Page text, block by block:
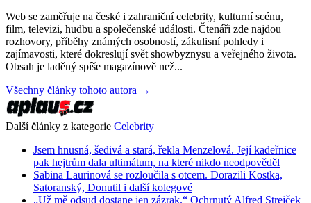
Web se zaměřuje na české i zahraniční celebrity, kulturní scénu,
film, televizi, hudbu a společenské události. Čtenáři zde najdou
rozhovory, příběhy známých osobností, zákulisní pohledy i
zajímavosti, které dokreslují svět showbyznysu a veřejného života.
Obsah je laděný spíše magazínově než...
Všechny články tohoto autora →
Další články z kategorie Celebrity
Jsem hnusná, šedivá a stará, řekla Menzelová. Její kadeřnice
pak hejtrům dala ultimátum, na které nikdo neodpověděl
Sabina Laurinová se rozloučila s otcem. Dorazili Kostka,
Satoranský, Donutil i další kolegové
„Už mě odsud dostane jen zázrak.“ Ochrnutý Alfred Strejček